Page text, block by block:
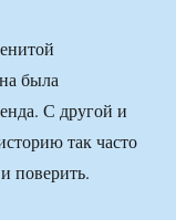
была
С другой и
так часто
поверить.